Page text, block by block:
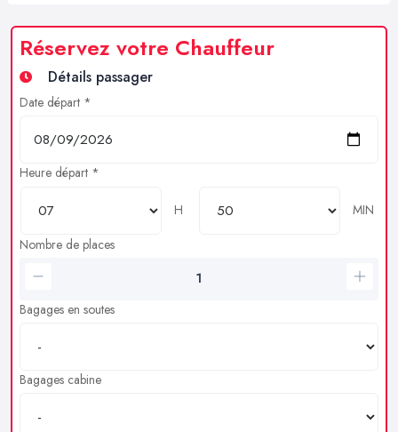
Réservez votre Chauffeur
Détails passager
Date départ *
Heure départ *
H
MIN
Nombre de places
Bagages en soutes
Bagages cabine